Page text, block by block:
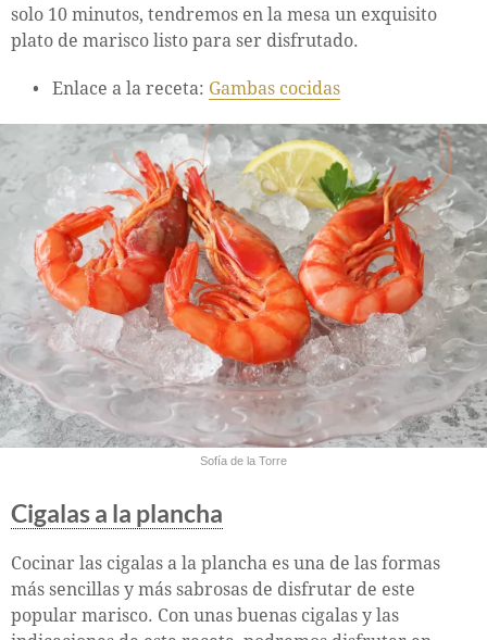
solo 10 minutos, tendremos en la mesa un exquisito
plato de marisco listo para ser disfrutado.
Enlace a la receta: Gambas cocidas
Sofía de la Torre
Cigalas a la plancha
Cocinar las cigalas a la plancha es una de las formas
más sencillas y más sabrosas de disfrutar de este
popular marisco. Con unas buenas cigalas y las